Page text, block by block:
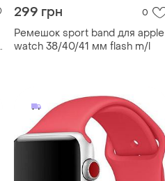
299 грн 0
Ремешок sport band для apple
watch 38/40/41 мм flash m/l